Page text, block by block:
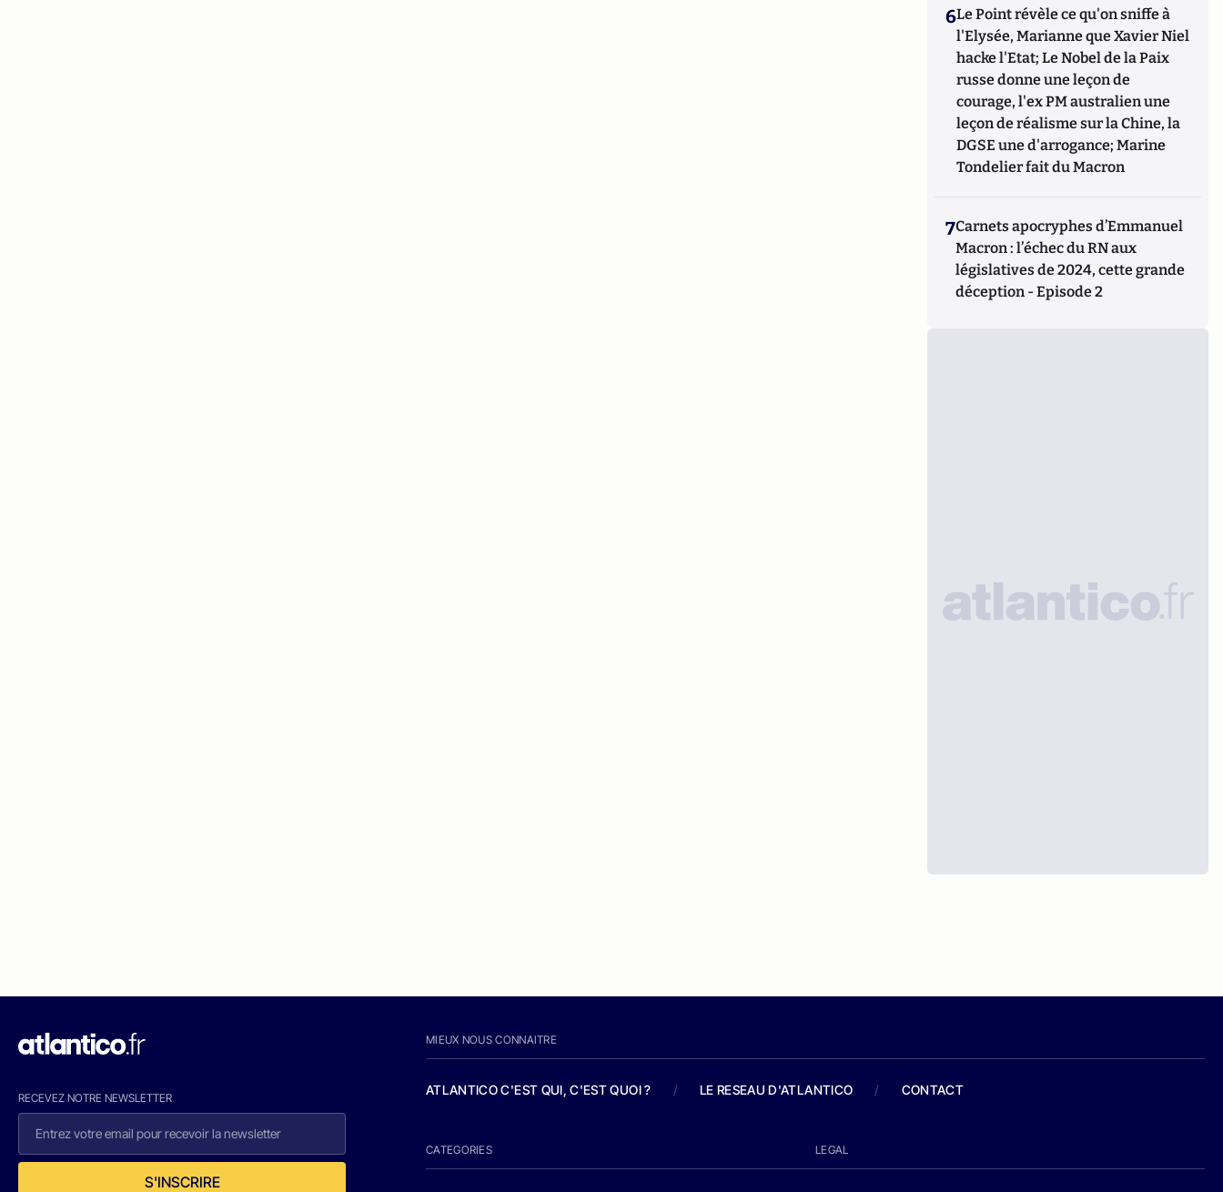
6Le Point révèle ce qu'on sniffe à
l'Elysée, Marianne que Xavier Niel
hacke l'Etat; Le Nobel de la Paix
russe donne une leçon de
courage, l'ex PM australien une
leçon de réalisme sur la Chine, la
DGSE une d'arrogance; Marine
Tondelier fait du Macron
7Carnets apocryphes d’Emmanuel
Macron : l’échec du RN aux
législatives de 2024, cette grande
déception - Episode 2
RECEVEZ NOTRE NEWSLETTER
S'INSCRIRE
MIEUX NOUS CONNAITRE
ATLANTICO C'EST QUI, C'EST QUOI ? / LE RESEAU D'ATLANTICO / CONTACT
CATEGORIES LEGAL